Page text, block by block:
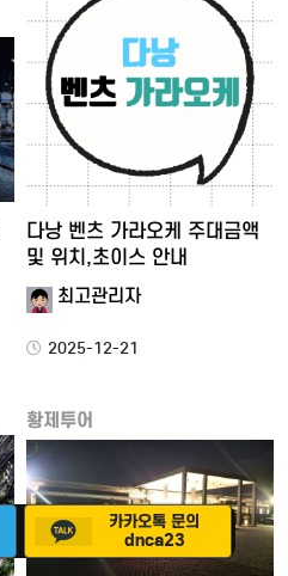
다낭 벤츠 가라오케 주대금액
및 위치,초이스 안내
최고관리자
2025-12-21
황제투어
카카오톡 문의
dnca23